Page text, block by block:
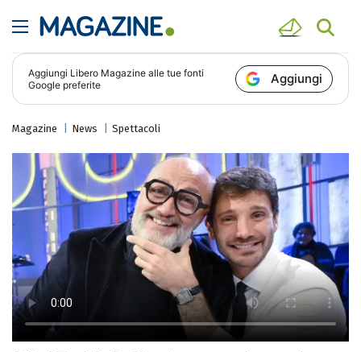
Aggiungi Libero Magazine alle tue fonti
Google preferite
Aggiungi
Magazine News Spettacoli